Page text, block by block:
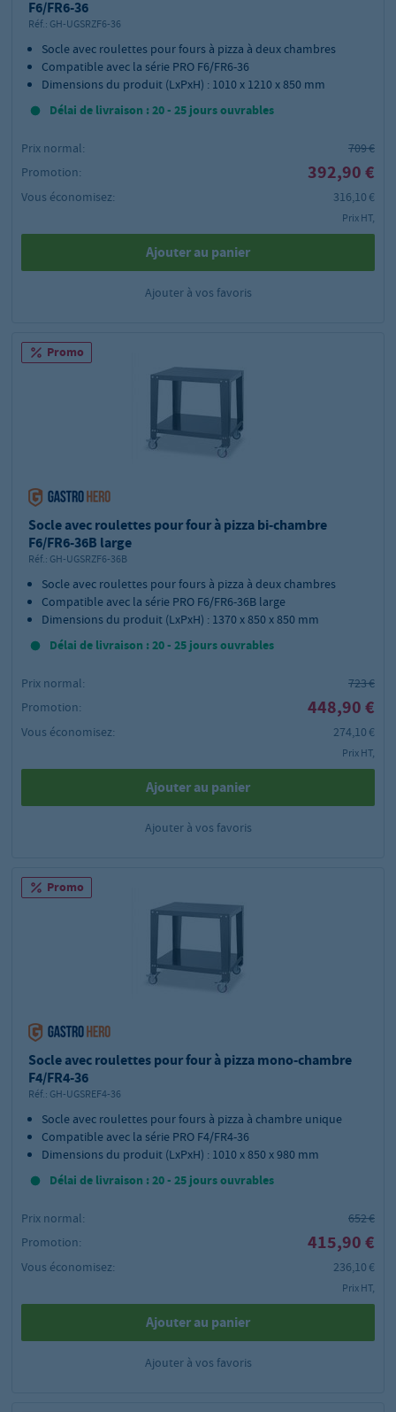
F6/FR6-36
Réf.: GH-UGSRZF6-36
Socle avec roulettes pour fours à pizza à deux chambres
Compatible avec la série PRO F6/FR6-36
Dimensions du produit (LxPxH) : 1010 x 1210 x 850 mm
Délai de livraison : 20 - 25 jours ouvrables
Prix normal:
709 €
Promotion:
392,90 €
Vous économisez: 316,10 €
Prix HT,
Ajouter au panier
Ajouter à vos favoris
Promo
Socle avec roulettes pour four à pizza bi-chambre
F6/FR6-36B large
Réf.: GH-UGSRZF6-36B
Socle avec roulettes pour fours à pizza à deux chambres
Compatible avec la série PRO F6/FR6-36B large
Dimensions du produit (LxPxH) : 1370 x 850 x 850 mm
Délai de livraison : 20 - 25 jours ouvrables
Prix normal:
723 €
Promotion:
448,90 €
Vous économisez: 274,10 €
Prix HT,
Ajouter au panier
Ajouter à vos favoris
Promo
Socle avec roulettes pour four à pizza mono-chambre
F4/FR4-36
Réf.: GH-UGSREF4-36
Socle avec roulettes pour fours à pizza à chambre unique
Compatible avec la série PRO F4/FR4-36
Dimensions du produit (LxPxH) : 1010 x 850 x 980 mm
Délai de livraison : 20 - 25 jours ouvrables
Prix normal:
652 €
Promotion:
415,90 €
Vous économisez: 236,10 €
Prix HT,
Ajouter au panier
Ajouter à vos favoris